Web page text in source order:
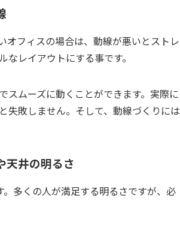
オフィスの場合は、動線が悪いとストレ
レイアウトにする事です。
スムーズに動くことができます。実際に
失敗しません。そして、動線づくりには
天井の明るさ
多くの人が満足する明るさですが、必